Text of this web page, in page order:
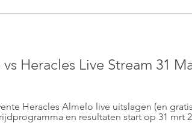
Heracles Live Stream 31
Heracles Almelo live uitslagen (en
en resultaten start op 31 mrt